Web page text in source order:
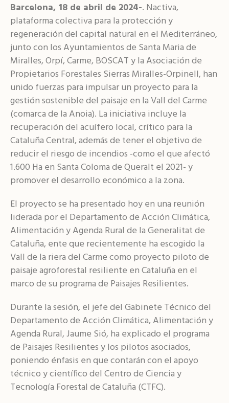
Barcelona, 18 de abril de 2024-. Nactiva,
plataforma colectiva para la protección y
regeneración del capital natural en el Mediterráneo,
junto con los Ayuntamientos de Santa Maria de
Miralles, Orpí, Carme, BOSCAT y la Asociación de
Propietarios Forestales Sierras Miralles-Orpinell, han
unido fuerzas para impulsar un proyecto para la
gestión sostenible del paisaje en la Vall del Carme
(comarca de la Anoia). La iniciativa incluye la
recuperación del acuífero local, crítico para la
Cataluña Central, además de tener el objetivo de
reducir el riesgo de incendios -como el que afectó
1.600 Ha en Santa Coloma de Queralt el 2021- y
promover el desarrollo económico a la zona.
El proyecto se ha presentado hoy en una reunión
liderada por el Departamento de Acción Climática,
Alimentación y Agenda Rural de la Generalitat de
Cataluña, ente que recientemente ha escogido la
Vall de la riera del Carme como proyecto piloto de
paisaje agroforestal resiliente en Cataluña en el
marco de su programa de Paisajes Resilientes.
Durante la sesión, el jefe del Gabinete Técnico del
Departamento de Acción Climática, Alimentación y
Agenda Rural, Jaume Sió, ha explicado el programa
de Paisajes Resilientes y los pilotos asociados,
poniendo énfasis en que contarán con el apoyo
técnico y científico del Centro de Ciencia y
Tecnología Forestal de Cataluña (CTFC).